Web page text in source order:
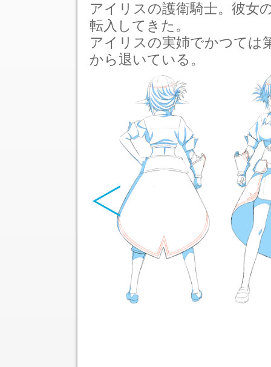
アイリスの護衛騎士。彼女
転入してきた。
アイリスの実姉でかつては
から退いている。